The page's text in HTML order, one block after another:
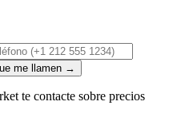
me llamen →
te contacte sobre precios